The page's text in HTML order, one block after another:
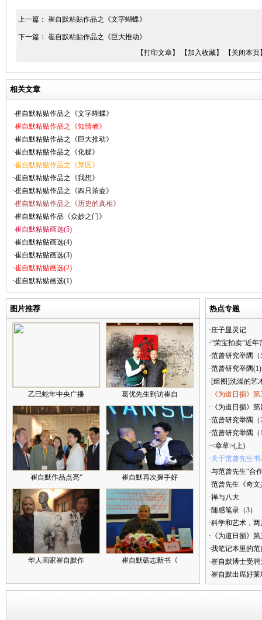
上一篇： 崔自默粘贴作品之《文字蝴蝶》
下一篇： 崔自默粘贴作品之《巨大推动》
【打印文章】
【加入收藏】 【关闭本页
相关文章
·崔自默粘贴作品之《文字蝴蝶》
·崔自默粘贴作品之《知情者》
·崔自默粘贴作品之《巨大推动》
·崔自默粘贴作品之《化蝶》
·崔自默粘贴作品之《禁区》
·崔自默粘贴作品之《我想》
·崔自默粘贴作品之《四只茶壶》
·崔自默粘贴作品之《历史的真相》
·崔自默粘贴作品《众妙之门》
·崔自默粘贴画选(5)
·崔自默粘贴画选(4)
·崔自默粘贴画选(3)
·崔自默粘贴画选(2)
·崔自默粘贴画选(1)
图片推荐
乙巳蛇年中央广播 葛优先生到访崔自
崔自默作品点亮“ 崔自默再次握手好
华人画家崔自默作 崔自默砺志新书《
热点专题
·庄子显灵记
·“荣宝拍卖”近
·范曾研究举隅（
·范曾研究举隅(1)
·[组图]洗澡的艺
·《为道日损》
·《为道日损》
·范曾研究举隅（
·范曾研究举隅（
·<章草>(上)
·关于范曾先生
·与范曾先生“合
·范曾先生《奇
·禅与八大
·随感笔录（3）
·科学和艺术，
·《为道日损》
·我笔记本里的
·崔自默博士受
·崔自默出席好